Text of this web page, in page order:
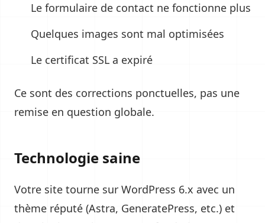
Le formulaire de contact ne fonctionne plus
Quelques images sont mal optimisées
Le certificat SSL a expiré
Ce sont des corrections ponctuelles, pas une
remise en question globale.
Technologie saine
Votre site tourne sur WordPress 6.x avec un
thème réputé (Astra, GeneratePress, etc.) et